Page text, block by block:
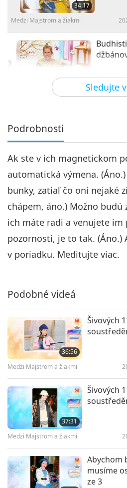
Sledujte
34:17
Medzi Majstrom a žiakmi
3
Medzi Majstrom a žiakmi
Podrobnosti
Ak ste v ich magnetickom
automatická výmena.
bunky, zatiaľ čo oni nejaké
chápem, áno.) Možno budú
ich máte radi a venujete im
pozornosti, je to tak. (Áno.)
v poriadku. Meditujte viac.
Podobné videá
36:56
Šivových
Medzi Majstrom a žiakmi
37:31
Šivových
Medzi Majstrom a žiakmi
Abychom
musíme
ze 3